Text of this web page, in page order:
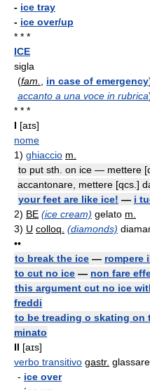
- ice tray
- ice over/up
* * *
ICE
sigla
(fam. in case of emergency
accanto a una voce in rubrica
* * *
I [aɪs]
nome
1) ghiaccio m.
to put sth. on ice — mettere
accantonare, mettere [qcs.]
your feet are like ice! — i
2) BE (ice cream) gelato m.
3) U colloq. (diamonds)
••
to break the ice — rompere
to cut no ice — non fare
this argument cut no ice
freddi
to be treading o skating on
minato
II [aɪs]
verbo transitivo gastr.
- ice over